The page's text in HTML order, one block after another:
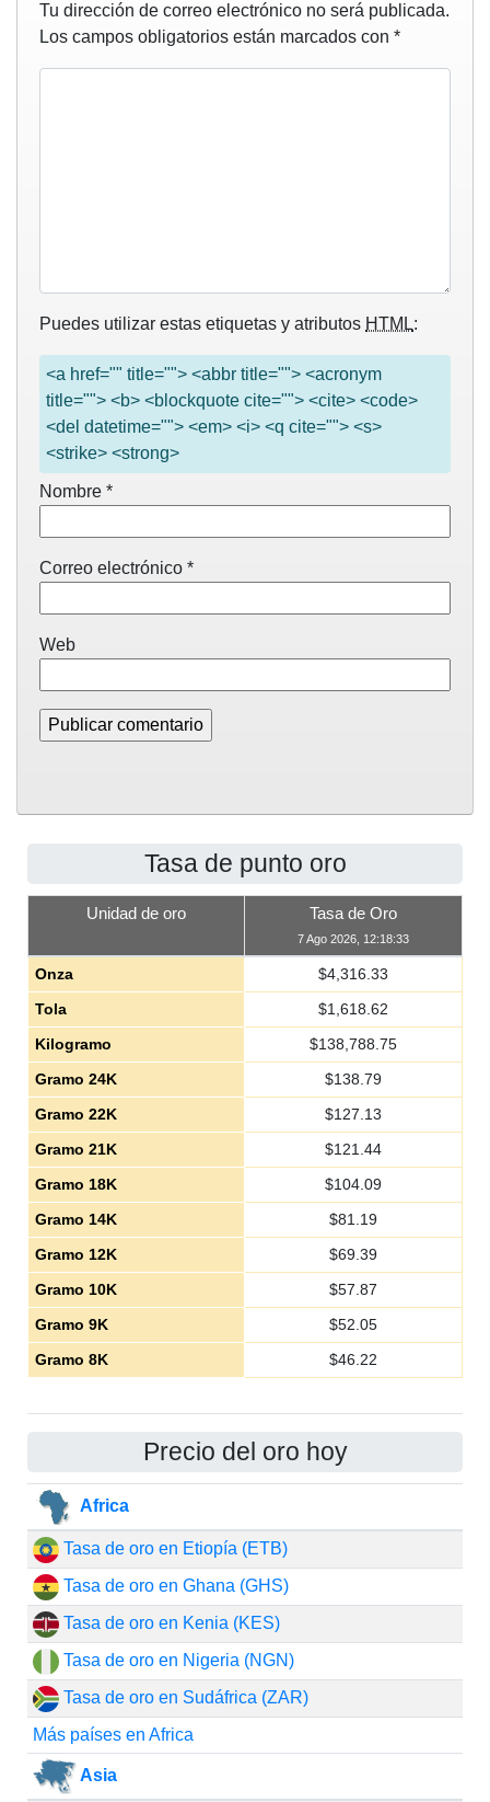
Tu dirección de correo electrónico no será publicada.
Los campos obligatorios están marcados con *
Puedes utilizar estas etiquetas y atributos HTML:
<a href="" title=""> <abbr title=""> <acronym
title=""> <b> <blockquote cite=""> <cite> <code>
<del datetime=""> <em> <i> <q cite=""> <s>
<strike> <strong>
Nombre *
Correo electrónico *
Web
Tasa de punto oro
Unidad de oro Tasa de Oro
7 Ago 2026, 12:18:33
Onza $4,316.33
Tola
$1,618.62
Kilogramo
$138,788.75
Gramo 24K
$138.79
Gramo 22K
$127.13
Gramo 21K
$121.44
Gramo 18K
$104.09
Gramo 14K
$81.19
Gramo 12K
$69.39
Gramo 10K
$57.87
Gramo 9K
$52.05
Gramo 8K
$46.22
Precio del oro hoy
Africa
Tasa de oro en Etiopía (ETB)
Tasa de oro en Ghana (GHS)
Tasa de oro en Kenia (KES)
Tasa de oro en Nigeria (NGN)
Tasa de oro en Sudáfrica (ZAR)
Más países en Africa
Asia